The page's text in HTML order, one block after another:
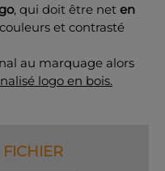
, qui doit être net en
et contrasté
au marquage alors
logo en bois.